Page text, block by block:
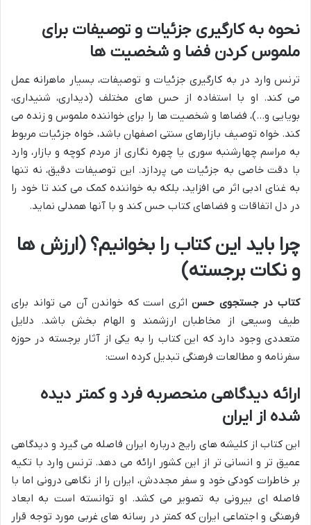
نحوه به کارگیری جزئیات و توصیفات برای
ملموس کردن فضا و شخصیت ها
ترنس وارد در به کارگیری جزئیات و توصیفات، بسیار ماهرانه عمل
می کند. او با استفاده از حس های مختلف (دیداری، شنیداری،
بویایی و…)، فضاها و شخصیت ها را برای خواننده ملموس و زنده می
کند. خواه توصیف بازارهای سنتی اصفهان باشد، خواه جزئیات مربوط
به مراسم چهارشنبه سوری یا چهره نگاری از مردم کوچه و بازار، وارد
با دقت خاصی به جزئیات می پردازد. این توصیفات دقیق، نه تنها
به غنای ادبی اثر می افزاید، بلکه به خواننده کمک می کند تا خود را
در دل اتفاقات و فضاهای کتاب حس کند و با آنها همدلی نماید.
چرا باید این کتاب را بخوانیم؟ (ارزش ها
و نکات برجسته)
کتاب در جستجوی حسناثری است که خواندن آن می تواند برای
طیف وسیعی از مخاطبان ارزشمند و الهام بخش باشد. دلایل
متعددی وجود دارد که این کتاب را به یکی از آثار برجسته در حوزه
سفرنامه و مطالعات فرهنگی تبدیل کرده است:
ارائه دیدگاهی منحصربه فرد و کمتر دیده
شده از ایران
این کتاب از کلیشه های رایج درباره ایران فاصله می گیرد و دیدگاهی
عمیق تر و انسانی تر از این کشور ارائه می دهد. ترنس وارد با تکیه
بر خاطرات کودکی خود و سفر مجددش، ایران را از نگاهی درونی اما با
فاصله ای بیرونی به تصویر می کشد. او توانسته است به ابعاد
فرهنگی و اجتماعی ایران که کمتر در رسانه های غربی مورد توجه قرار